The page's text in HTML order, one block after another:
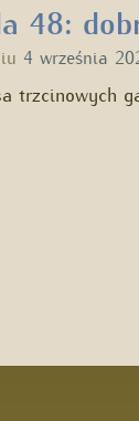
48:
4 września
trzcinowych